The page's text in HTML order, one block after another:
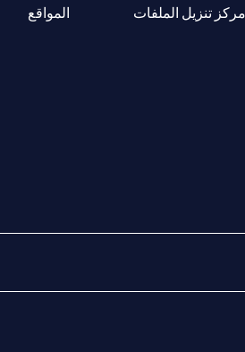
مركز تنزيل الملفات المواقع
(opens in a new tab)